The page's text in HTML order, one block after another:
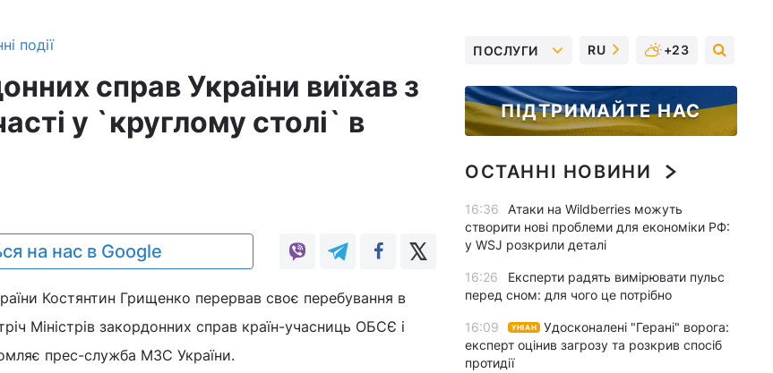
події
справ України виїхав з
у `круглому столі` в
на нас в Google
Костянтин Грищенко перервав своє перебування в
Міністрів закордонних справ країн-учасниць ОБСЄ і
прес-служба МЗС України.
ПОСЛУГИ RU +23
ПІДТРИМАЙТЕ НАС
ОСТАННІ НОВИНИ
16:36
Атаки на Wildberries можуть
створити нові проблеми для економіки РФ:
у WSJ розкрили деталі
16:26
Експерти радять вимірювати пульс
перед сном: для чого це потрібно
16:09 УНІАН
Удосконалені "Герані" ворога:
експерт оцінив загрозу та розкрив спосіб
протидії